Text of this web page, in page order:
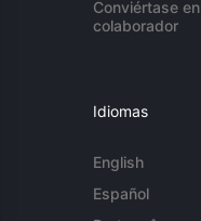
Conviértase en
colaborador
Idiomas
English
Español